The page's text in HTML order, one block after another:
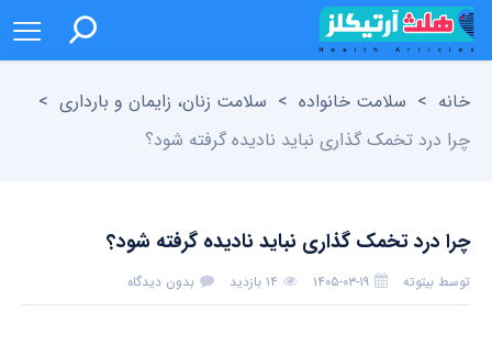
خانه > سلامت خانواده > سلامت زنان، زایمان و بارداری >
چرا درد تخمک گذاری نباید نادیده گرفته شود؟
چرا درد تخمک گذاری نباید نادیده گرفته شود؟
توسط بیتوته ۱۴۰۵-۰۳-۱۹ ۱۴ بازدید بدون دیدگاه